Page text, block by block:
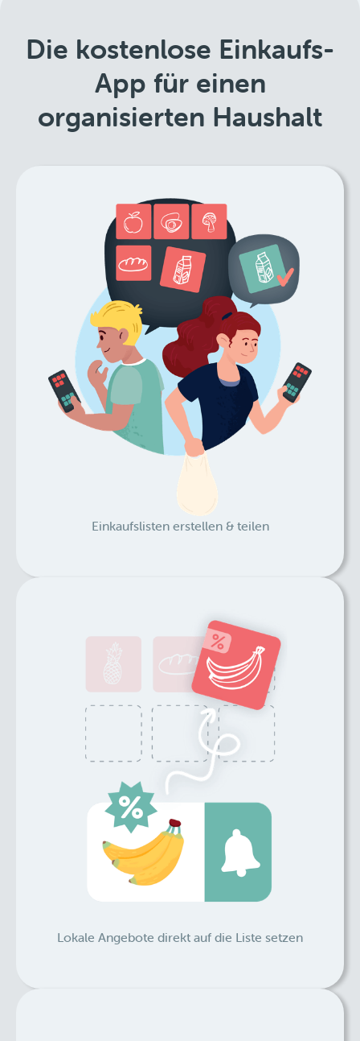
Die kostenlose Einkaufs-
App für einen
organisierten Haushalt
Einkaufslisten erstellen & teilen
Lokale Angebote direkt auf die Liste setzen